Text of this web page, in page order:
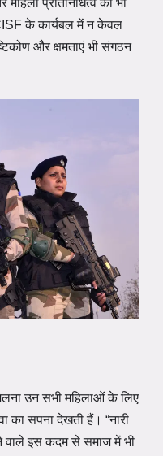
के कार्यबल में न केवल
और क्षमताएं भी संगठन
उन सभी महिलाओं के लिए
का सपना देखती हैं। “नारी
वाले इस कदम से समाज में भी